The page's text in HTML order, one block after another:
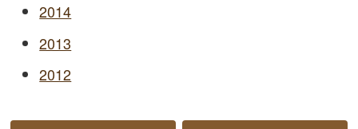
2014
2013
2012